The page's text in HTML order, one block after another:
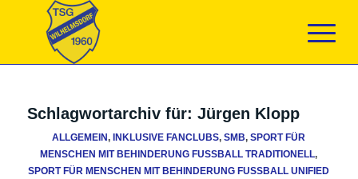
Schlagwortarchiv für: Jürgen Klopp
ALLGEMEIN,INKLUSIVE FANCLUBS,SMB,SPORT FÜR
MENSCHEN MIT BEHINDERUNG FUSSBALL TRADITIONELL ,
SPORT FÜR MENSCHEN MIT BEHINDERUNG FUSSBALL UNIFIED